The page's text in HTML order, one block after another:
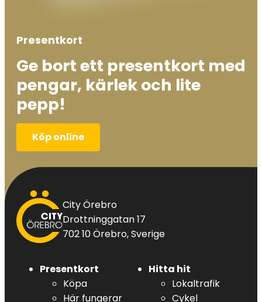
Presentkort
Ge bort ett presentkort med
pengar, kärlek och lite
pepp!
Köp online
City
Örebro
City Örebro
Drottninggatan 17
702 10 Örebro, Sverige
Presentkort
Köpa
Här fungerar
Hitta hit
Lokaltrafik
Cykel